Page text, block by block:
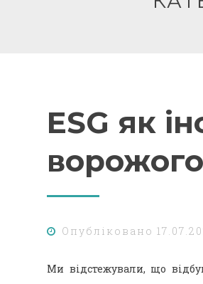
ESG як
Опубліковано
Ми відстежували, що